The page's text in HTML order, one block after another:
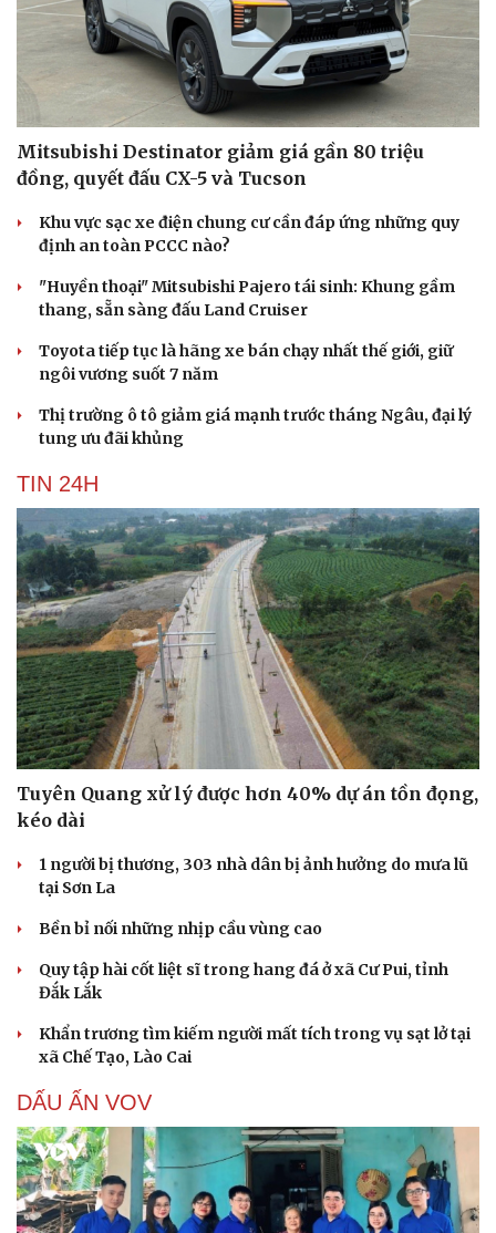
Du lịch
Tư vấn
Săn Tour
check-in
Đọc truyện đêm khuya
Cửa sổ tình yêu
Mitsubishi Destinator giảm giá gần 80 triệu
đồng, quyết đấu CX-5 và Tucson
Khu vực sạc xe điện chung cư cần đáp ứng những quy
định an toàn PCCC nào?
"Huyền thoại" Mitsubishi Pajero tái sinh: Khung gầm
thang, sẵn sàng đấu Land Cruiser
Toyota tiếp tục là hãng xe bán chạy nhất thế giới, giữ
ngôi vương suốt 7 năm
Thị trường ô tô giảm giá mạnh trước tháng Ngâu, đại lý
tung ưu đãi khủng
TIN 24H
Tuyên Quang xử lý được hơn 40% dự án tồn đọng,
kéo dài
1 người bị thương, 303 nhà dân bị ảnh hưởng do mưa lũ
tại Sơn La
Bền bỉ nối những nhịp cầu vùng cao
Quy tập hài cốt liệt sĩ trong hang đá ở xã Cư Pui, tỉnh
Đắk Lắk
Khẩn trương tìm kiếm người mất tích trong vụ sạt lở tại
xã Chế Tạo, Lào Cai
DẤU ẤN VOV